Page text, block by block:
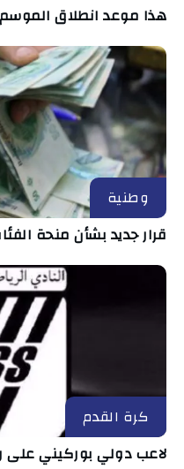
هذا موعد انطلاق
وطنية
قرار جديد بشأن منحة
كرة القدم
لاعب دولي بوركيني على